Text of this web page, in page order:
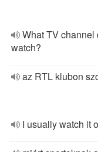
What TV
watch?
az RTL klubon
I usually watch it